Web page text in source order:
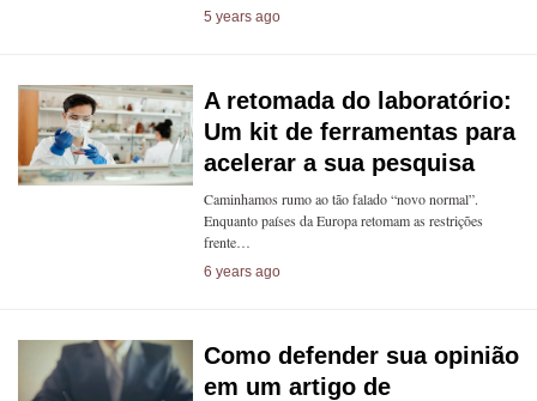
5 years ago
A retomada do laboratório:
Um kit de ferramentas para
acelerar a sua pesquisa
Caminhamos rumo ao tão falado “novo normal”.
Enquanto países da Europa retomam as restrições
frente…
6 years ago
Como defender sua opinião
em um artigo de